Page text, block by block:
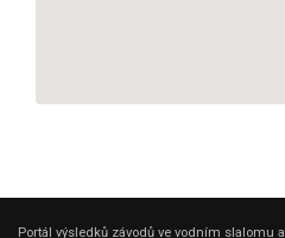
Portál výsledků závodů ve vodním slalomu